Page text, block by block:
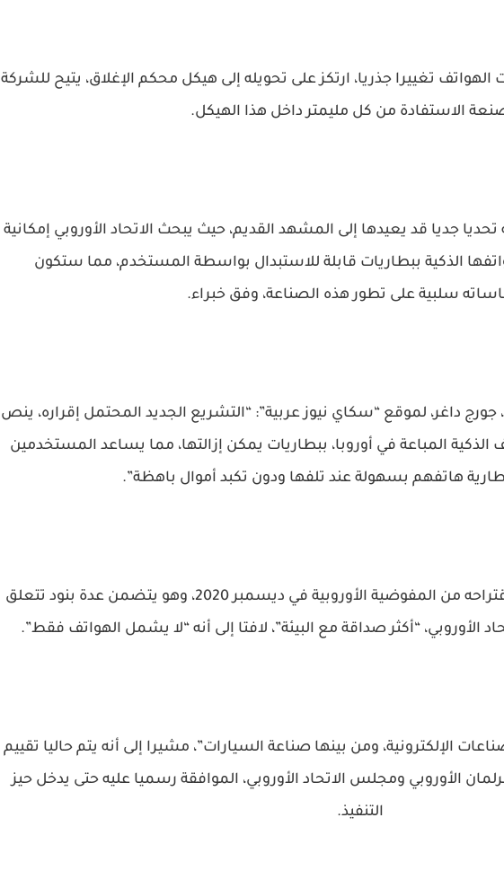
تغييرا جذريا، ارتكز على تحويله إلى هيكل محكم الإغلاق، يتيح للشركة
الاستفادة من كل مليمتر داخل هذا الهيكل.
جديا قد يعيدها إلى المشهد القديم، حيث يبحث الاتحاد الأوروبي إمكانية
الذكية ببطاريات قابلة للاستبدال بواسطة المستخدم، مما ستكون
سلبية على تطور هذه الصناعة، وفق خبراء.
داغر، لموقع “سكاي نيوز عربية”: “التشريع الجديد المحتمل إقراره، ينص
الذكية المباعة في أوروبا، ببطاريات يمكن إزالتها، مما يساعد المستخدمين
هاتفهم بسهولة عند تلفها ودون تكبد أموال باهظة”.
ويشرح داغر أن هذا التشريع تم اقتراحه من المفوضية الأوروبية في ديسمبر 2020، وهو يتضمن عدة بنود تتعلق
الأوروبي، “أكثر صداقة مع البيئة”، لافتا إلى أنه “لا يشمل الهواتف فقط”.
الإلكترونية، ومن بينها صناعة السيارات”، مشيرا إلى أنه يتم حاليا تقييم
الأوروبي ومجلس الاتحاد الأوروبي، الموافقة رسميا عليه حتى يدخل حيز
التنفيذ.